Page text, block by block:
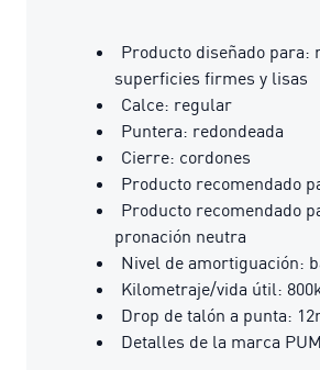
Producto diseñado para:
superficies firmes y lisas
Calce: regular
Puntera: redondeada
Cierre: cordones
Producto recomendado
Producto recomendado
pronación neutra
Nivel de amortiguación:
Kilometraje/vida útil:
Drop de talón a punta:
Detalles de la marca